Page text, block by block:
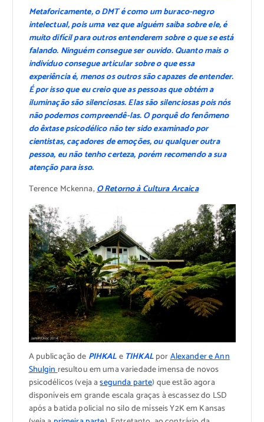
Metaforicamente, o DMT é como um buraco-negro
intelectual, pois uma vez que alguém saiba sobre ele, é
muito difícil para outros entenderem sobre o que se está
falando. Ninguém consegue ser ouvido. Quanto mais o
indivíduo consegue articular sobre o que essa
experiência é, menos os outros são capazes de entender.
É por isso que eu creio que as pessoas que obtém a
iluminação são silenciosas. Elas são silenciosas pois nós
não podemos compreendê-las. O porquê do fenômeno
do êxtase psicodélico não ter sido examinado por
cientistas, caçadores de emoções, ou qualquer outra
pessoa, eu não tenho certeza, porém recomendo a sua
atenção para isso.
Terence Mckenna,O Retorno à Cultura Arcaica
A publicação de PIHKALe TIHKALporAlexander e Ann
Shulginresultou em uma variedade imensa de novos
psicodélicos (veja asegunda parte) que estão agora
disponíveis em grande escala graças à escassez do LSD
após a batida policial no silo de mísseis Y2K em Kansas